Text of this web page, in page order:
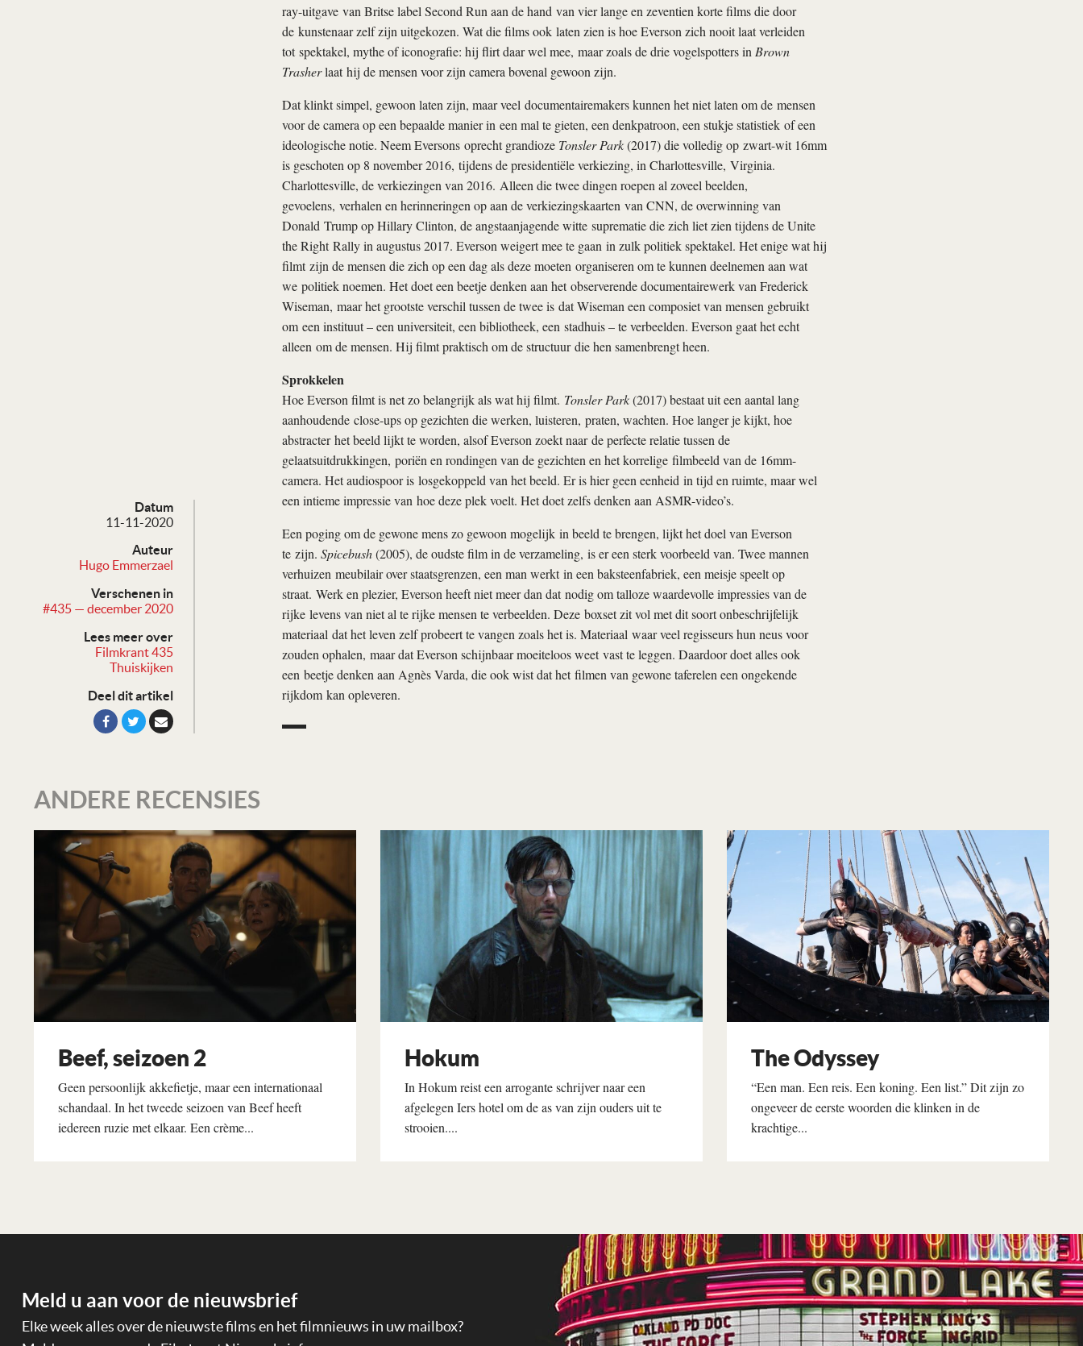
Datum
11-11-2020
Auteur
Hugo Emmerzael
Verschenen in
#435 — december 2020
Lees meer over
Filmkrant 435
Thuiskijken
Deel dit artikel
ray-uitgave van Britse label Second Run aan de hand van vier lange en zeventien korte films die door
de kunstenaar zelf zijn uitgekozen. Wat die films ook laten zien is hoe Everson zich nooit laat verleiden
tot spektakel, mythe of iconografie: hij flirt daar wel mee, maar zoals de drie vogelspotters in Brown
Trasherlaat hij de mensen voor zijn camera bovenal gewoon zijn.
Dat klinkt simpel, gewoon laten zijn, maar veel documentairemakers kunnen het niet laten om de mensen
voor de camera op een bepaalde manier in een mal te gieten, een denkpatroon, een stukje statistiek of een
ideologische notie. Neem Eversons oprecht grandioze Tonsler Park(2017) die volledig op zwart-wit 16mm
is geschoten op 8 november 2016, tijdens de presidentiële verkiezing, in Charlottesville, Virginia.
Charlottesville, de verkiezingen van 2016. Alleen die twee dingen roepen al zoveel beelden,
gevoelens, verhalen en herinneringen op aan de verkiezingskaarten van CNN, de overwinning van
Donald Trump op Hillary Clinton, de angstaanjagende witte suprematie die zich liet zien tijdens de Unite
the Right Rally in augustus 2017. Everson weigert mee te gaan in zulk politiek spektakel. Het enige wat hij
filmt zijn de mensen die zich op een dag als deze moeten organiseren om te kunnen deelnemen aan wat
we politiek noemen. Het doet een beetje denken aan het observerende documentairewerk van Frederick
Wiseman, maar het grootste verschil tussen de twee is dat Wiseman een composiet van mensen gebruikt
om een instituut – een universiteit, een bibliotheek, een stadhuis – te verbeelden. Everson gaat het echt
alleen om de mensen. Hij filmt praktisch om de structuur die hen samenbrengt heen.
Sprokkelen
Hoe Everson filmt is net zo belangrijk als wat hij filmt. Tonsler Park(2017) bestaat uit een aantal lang
aanhoudende close-ups op gezichten die werken, luisteren, praten, wachten. Hoe langer je kijkt, hoe
abstracter het beeld lijkt te worden, alsof Everson zoekt naar de perfecte relatie tussen de
gelaatsuitdrukkingen, poriën en rondingen van de gezichten en het korrelige filmbeeld van de 16mm-
camera. Het audiospoor is losgekoppeld van het beeld. Er is hier geen eenheid in tijd en ruimte, maar wel
een intieme impressie van hoe deze plek voelt. Het doet zelfs denken aan ASMR-video’s.
Een poging om de gewone mens zo gewoon mogelijk in beeld te brengen, lijkt het doel van Everson
te zijn. Spicebush(2005), de oudste film in de verzameling, is er een sterk voorbeeld van. Twee mannen
verhuizen meubilair over staatsgrenzen, een man werkt in een baksteenfabriek, een meisje speelt op
straat. Werk en plezier, Everson heeft niet meer dan dat nodig om talloze waardevolle impressies van de
rijke levens van niet al te rijke mensen te verbeelden. Deze boxset zit vol met dit soort onbeschrijfelijk
materiaal dat het leven zelf probeert te vangen zoals het is. Materiaal waar veel regisseurs hun neus voor
zouden ophalen, maar dat Everson schijnbaar moeiteloos weet vast te leggen. Daardoor doet alles ook
een beetje denken aan Agnès Varda, die ook wist dat het filmen van gewone taferelen een ongekende
rijkdom kan opleveren.
ANDERE RECENSIES
Beef, seizoen 2
Geen persoonlijk akkefietje, maar een internationaal
schandaal. In het tweede seizoen van Beef heeft
iedereen ruzie met elkaar. Een crème...
Hokum
In Hokum reist een arrogante schrijver naar een
afgelegen Iers hotel om de as van zijn ouders uit te
strooien....
The Odyssey
“Een man. Een reis. Een koning. Een list.” Dit zijn zo
ongeveer de eerste woorden die klinken in de
krachtige...
Meld u aan voor de nieuwsbrief
Elke week alles over de nieuwste films en het filmnieuws in uw mailbox?